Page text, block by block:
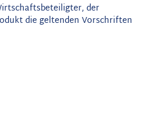
der
die geltenden Vorschriften